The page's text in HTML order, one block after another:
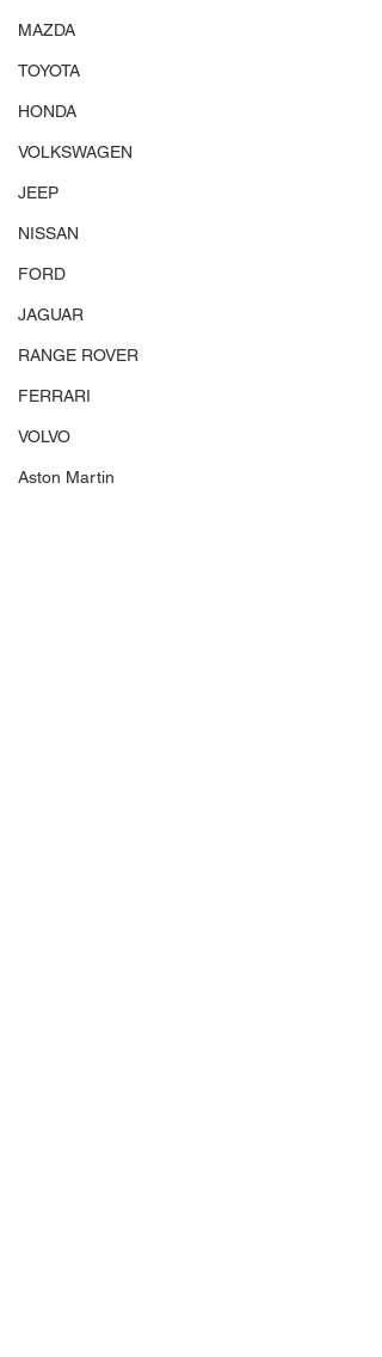
MAZDA
TOYOTA
HONDA
VOLKSWAGEN
JEEP
NISSAN
FORD
JAGUAR
RANGE ROVER
FERRARI
VOLVO
Aston Martin